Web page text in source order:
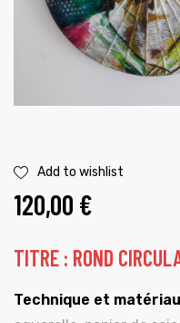
Add to wishlist
120,00 €
TITRE : ROND
Technique et